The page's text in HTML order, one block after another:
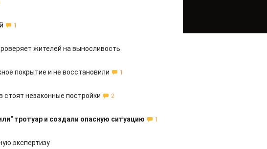
1
жителей на выносливость
покрытие и не восстановили 1
незаконные постройки 2
тротуар и создали опасную ситуацию 1
экспертизу